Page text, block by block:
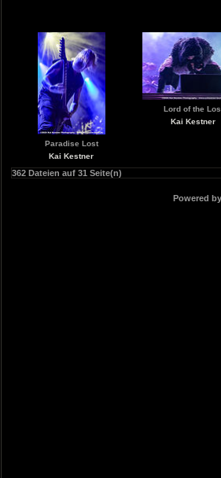
Paradise Lost
Kai Kestner
Lord of the
Kai Kestner
362 Dateien auf 31 Seite(n)
Powered